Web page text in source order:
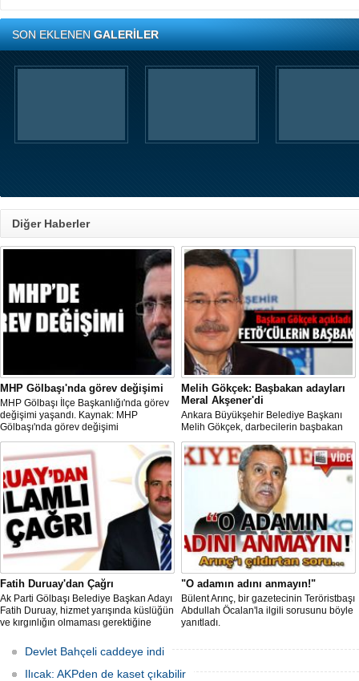
SON EKLENENGALERİLER
Diğer Haberler
MHP Gölbaşı'nda görev değişimi
MHP Gölbaşı İlçe Başkanlığı'nda görev
değişimi yaşandı. Kaynak: MHP
Gölbaşı'nda görev değişimi
Melih Gökçek: Başbakan adayları
Meral Akşener'di
Ankara Büyükşehir Belediye Başkanı
Melih Gökçek, darbecilerin başbakan
adayının Meral Akşener olduğunu
söyledi.Siyaset / 30 Temmuz 2016
Cumartesi 14:30
Fatih Duruay'dan Çağrı
Ak Parti Gölbaşı Belediye Başkan Adayı
Fatih Duruay, hizmet yarışında küslüğün
ve kırgınlığın olmaması gerektiğine
üyesi olan dava arkadaşlarına ardından
ise diğer partilerden meclis üyeliğine
adaylığını koyan isimle
"O adamın adını anmayın!"
Bülent Arınç, bir gazetecinin Teröristbaşı
Abdullah Öcalan'la ilgili sorusunu böyle
yanıtladı.
Devlet Bahçeli caddeye indi
Ilıcak: AKPden de kaset çıkabilir